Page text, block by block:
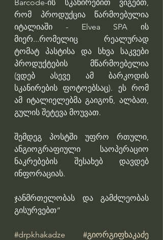
Barcode-ის სკანირებით ვიგებთ,
რომ პროდუქცია წარმოებულია
იტალიაში - Elvea SPA ის
მიერ...რომელიც რეალურად
ტომატ პასტისა და სხვა საკვები
პროდუქტების მწარმოებელია
(ვდებ ასევე ამ ბარკოდის
სკანირების ფოტოებსაც). ეს რომ
ამ იტალიელებმა გაიგონ, ალბათ,
გულის შეტევა მოუვათ.
შემდეგ პოსტში უფრო რთული,
ანგიოგრაფიული საოპერაციო
ნაკრებების შესახებ დავდებ
ინფორაციას.
ჯანმრთელობას და გამძლეობას
გისურვებთ“
#drpkhakadze
#გიორგიფხაკაძე